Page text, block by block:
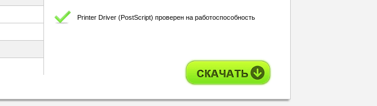
Printer Driver (PostScript) проверен на работоспособность